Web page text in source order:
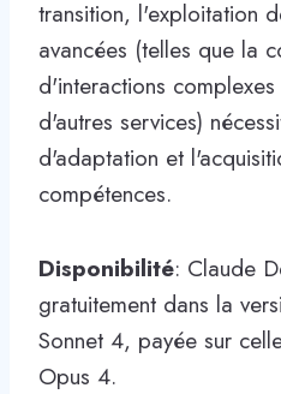
transition, l'exploitation
avancées (telles que la
d'interactions
d'autres services)
d'adaptation et
compétences.
Disponibilité: Claude
gratuitement dans la
Sonnet 4, payée sur
Opus 4.